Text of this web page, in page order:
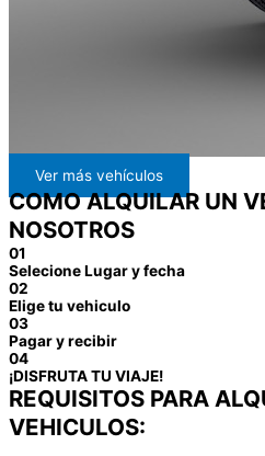
Ver más vehículos
COMO ALQUILAR UN
NOSOTROS
01
Selecione Lugar y fecha
02
Elige tu vehiculo
03
Pagar y recibir
04
¡DISFRUTA TU VIAJE!
REQUISITOS PARA
VEHICULOS: